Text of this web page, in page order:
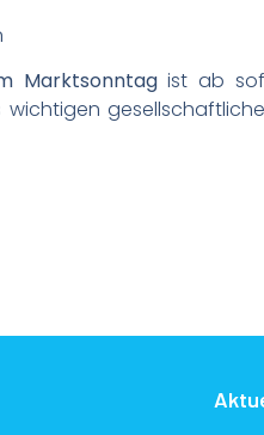
Marktsonntagist ab